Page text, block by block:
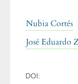
Nubia Cortés
José Eduardo
DOI: